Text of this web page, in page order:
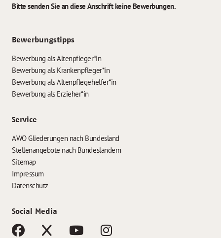
Bitte senden Sie an diese Anschrift keine Bewerbungen.
Bewerbungstipps
Bewerbung als Altenpfleger*in
Bewerbung als Krankenpfleger*in
Bewerbung als Altenpflegehelfer*in
Bewerbung als Erzieher*in
Service
AWO Gliederungen nach Bundesland
Stellenangebote nach Bundesländern
Sitemap
Impressum
Datenschutz
Social Media